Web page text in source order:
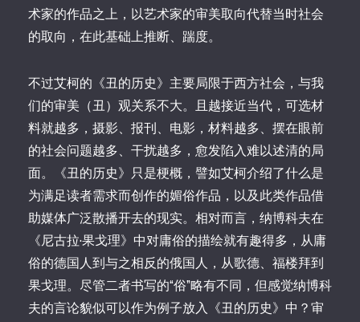
术家的作品之上，以艺术家的审美取向代替当时社会
的取向，在此基础上推断、踹度。
不过艾柯的《丑的历史》主要局限于西方社会，与我
们的审美（丑）观关系不大。且越接近当代，可选材
料就越多，摄影、报刊、电影，材料越多、摆在眼前
的社会问题越多、干扰越多，愈发陷入难以述清的局
面。《丑的历史》只是梗概，譬如艾柯介绍了什么是
为满足读者需求而创作的媚俗作品，以及此类作品借
助媒体广泛散播开去的现实。相对而言，纳博科夫在
《尼古拉·果戈理》中对庸俗的描绘就有趣得多，从庸
俗的德国人到与之相反的俄国人，从歌德、福楼拜到
果戈理。尽管二者书写的“俗”略有不同，但感觉纳博科
夫的言论貌似可以作为例子放入《丑的历史》中？审